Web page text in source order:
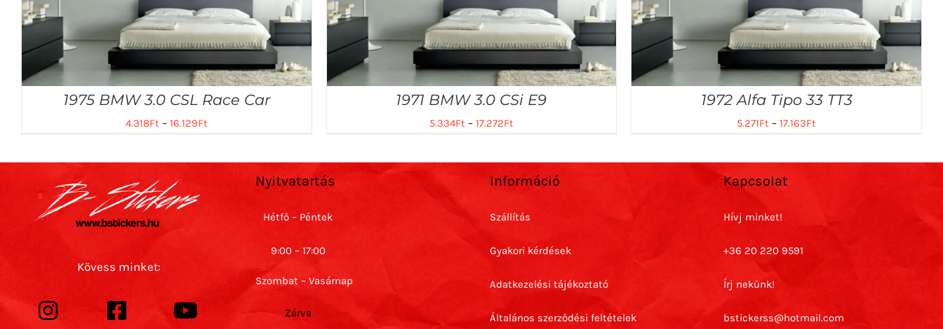
1975 BMW 3.0 CSL Race Car
4.318Ft– 16.129Ft
1971 BMW 3.0 CSi E9
5.334Ft– 17.272Ft
1972 Alfa Tipo 33 TT3
5.271Ft –17.163Ft
Kövess minket:
Nyitvatartás
Hétfő – Péntek
9:00 – 17:00
Szombat – Vasárnap
Zárva
Információ
Szállítás
Gyakori kérdések
Adatkezelési tájékoztató
Általános szerződési feltételek
Kapcsolat
Hívj minket!
+36 20 220 9591
Írj nekünk!
bstickerss@hotmail.com